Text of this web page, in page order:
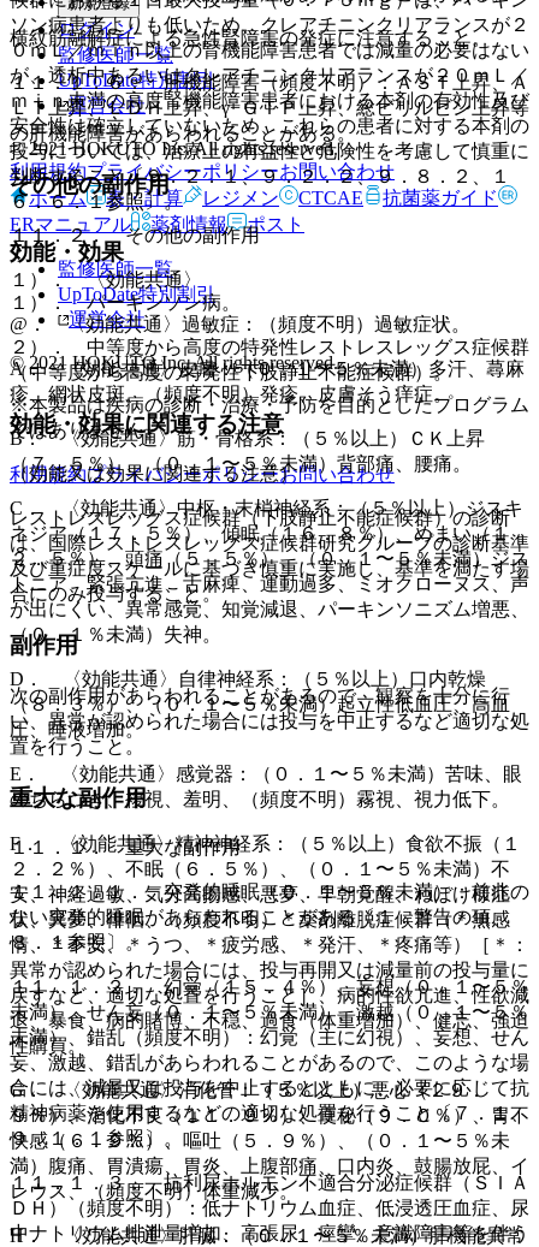
横紋筋融解症による急性腎障害の発症に注意すること。
１１．１．６． 肝機能障害（頻度不明）：ＡＳＴ上昇、Ａ
ＬＴ上昇、ＬＤＨ上昇、γ−ＧＴＰ上昇、総ビリルビン上昇等
の肝機能障害があらわれることがある。
その他の副作用
１１．２． その他の副作用
１）． 〈効能共通〉
@． 〈効能共通〉過敏症：（頻度不明）過敏症状。
A． 〈効能共通〉皮膚：（０．１〜５％未満）多汗、蕁麻
疹、網状皮斑、（頻度不明）発疹、皮膚そう痒症。
B． 〈効能共通〉筋・骨格系：（５％以上）ＣＫ上昇
（７．５％）、（０．１〜５％未満）背部痛、腰痛。
C． 〈効能共通〉中枢・末梢神経系：（５％以上）ジスキ
ネジア（１７．５％）、傾眠（１６．８％）、めまい（１
２．５％）、頭痛（５．５％）、（０．１〜５％未満）ジス
トニア、緊張亢進、舌麻痺、運動過多、ミオクローヌス、声
が出にくい、異常感覚、知覚減退、パーキンソニズム増悪、
（０．１％未満）失神。
D． 〈効能共通〉自律神経系：（５％以上）口内乾燥
（８．３％）、（０．１〜５％未満）起立性低血圧、高血
圧、唾液増加。
E． 〈効能共通〉感覚器：（０．１〜５％未満）苦味、眼
のちらつき、複視、羞明、（頻度不明）霧視、視力低下。
F． 〈効能共通〉精神神経系：（５％以上）食欲不振（１
２．２％）、不眠（６．５％）、（０．１〜５％未満）不
安、神経過敏、気分高揚感、悪夢、早朝覚醒、ねぼけ様症
状、異夢、徘徊、（頻度不明）＊薬剤離脱症候群（＊無感
情、＊不安、＊うつ、＊疲労感、＊発汗、＊疼痛等）［＊：
異常が認められた場合には、投与再開又は減量前の投与量に
戻すなど、適切な処置を行うこと］、病的性欲亢進、性欲減
退、暴食、病的賭博、不穏、過食（体重増加）、健忘、強迫
性購買。
G． 〈効能共通〉消化管：（５％以上）悪心（２９．
９％）、消化不良（１１．９％）、便秘（９．０％）、胃不
快感（６．９％）、嘔吐（５．９％）、（０．１〜５％未
満）腹痛、胃潰瘍、胃炎、上腹部痛、口内炎、鼓腸放屁、イ
レウス、（頻度不明）体重減少。
H． 〈効能共通〉肝臓：（０．１〜５％未満）肝機能異常
ソン病患者よりも低いため、クレアチニンクリアランスが２
０ｍＬ／ｍｉｎ以上の腎機能障害患者では減量の必要はない
が、透析中あるいはクレアチニンクリアランスが２０ｍＬ／
ｍｉｎ未満の高度腎機能障害患者における本剤の有効性及び
安全性は確立していないため、これらの患者に対する本剤の
投与については、治療上の有益性と危険性を考慮して慎重に
判断すること〔９．２．１、９．２．２、９．８．２、１
６．６．１参照〕。
効能・効果
１）． パーキンソン病。
２）． 中等度から高度の特発性レストレスレッグス症候群
（中等度から高度の特発性下肢静止不能症候群）。
効能・効果に関連する注意
（効能又は効果に関連する注意）
レストレスレッグス症候群（下肢静止不能症候群）の診断
は、国際レストレスレッグス症候群研究グループの診断基準
及び重症度スケールに基づき慎重に実施し、基準を満たす場
合にのみ投与すること。
副作用
次の副作用があらわれることがあるので、観察を十分に行
い、異常が認められた場合には投与を中止するなど適切な処
置を行うこと。
重大な副作用
１１．１． 重大な副作用
１１．１．１． 突発的睡眠（０．１〜５％未満）：前兆の
ない突発的睡眠があらわれることがある〔１．警告の項、
８．１参照〕。
１１．１．２． 幻覚（１５．４％）、妄想（０．１〜５％
未満）、せん妄（０．１〜５％未満）、激越（０．１〜５％
未満）、錯乱（頻度不明）：幻覚（主に幻視）、妄想、せん
妄、激越、錯乱があらわれることがあるので、このような場
合には、減量又は投与を中止するとともに、必要に応じて抗
精神病薬を使用するなどの適切な処置を行うこと〔７．１、
９．１．１参照〕。
１１．１．３． 抗利尿ホルモン不適合分泌症候群（ＳＩＡ
ＤＨ）（頻度不明）：低ナトリウム血症、低浸透圧血症、尿
中ナトリウム排泄量増加、高張尿、痙攣、意識障害等を伴う
ログイン
監修医師一覧
UpToDate特別割引
運営会社
© 2021 HOKUTO Inc. All rights reserved.
利用規約プライバシーポリシーお問い合わせ
ホーム
表・計算 レジメン CTCAE
抗菌薬ガイド
ERマニュアル
薬剤情報 ポスト
監修医師一覧
UpToDate特別割引
運営会社
© 2021 HOKUTO Inc. All rights reserved.
※本製品は疾病の診断・治療・予防を目的としたプログラム
ではありません。
利用規約プライバシーポリシーお問い合わせ